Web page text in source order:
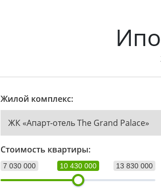
Жилой комплекс:
ЖК «Апарт-отель The Grand Palace»
Стоимость квартиры:
7 030 000 13 830 000
10 430 000